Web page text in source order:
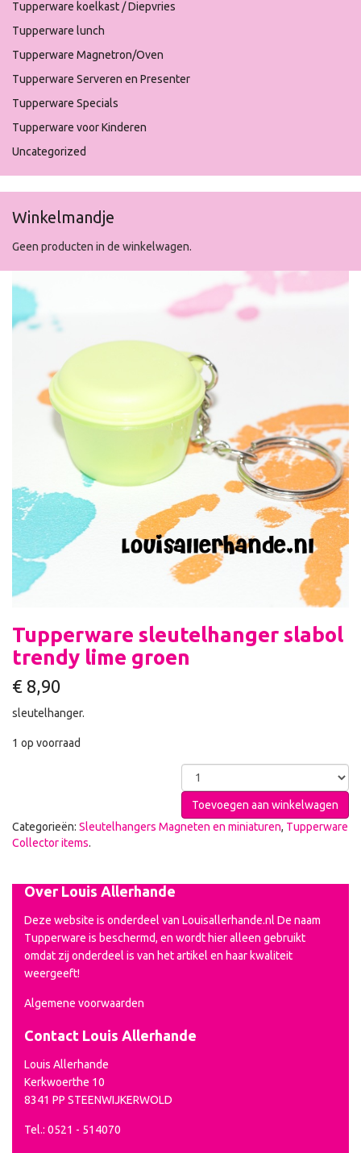
Tupperware koelkast / Diepvries
Tupperware lunch
Tupperware Magnetron/Oven
Tupperware Serveren en Presenter
Tupperware Specials
Tupperware voor Kinderen
Uncategorized
Winkelmandje
Geen producten in de winkelwagen.
Tupperware sleutelhanger slabol
trendy lime groen
€ 8,90
sleutelhanger.
1 op voorraad
Toevoegen aan winkelwagen
Categorieën: Sleutelhangers Magneten en miniaturen, Tupperware
Collector items.
Over Louis Allerhande
Deze website is onderdeel van Louisallerhande.nl De naam
Tupperware is beschermd, en wordt hier alleen gebruikt
omdat zij onderdeel is van het artikel en haar kwaliteit
weergeeft!
Algemene voorwaarden
Contact Louis Allerhande
Louis Allerhande
Kerkwoerthe 10
8341 PP STEENWIJKERWOLD
Tel.: 0521 - 514070